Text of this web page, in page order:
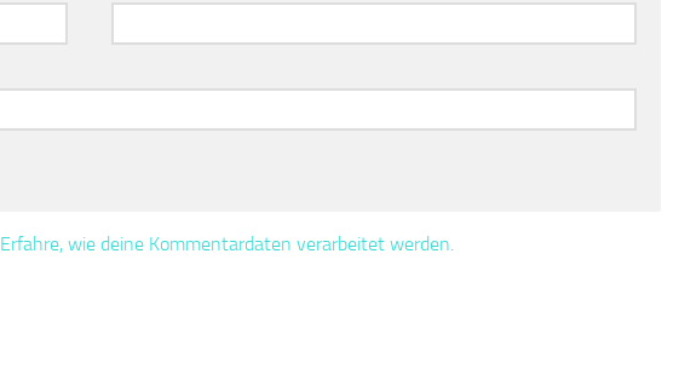
Erfahre, wie deine Kommentardaten verarbeitet werden.